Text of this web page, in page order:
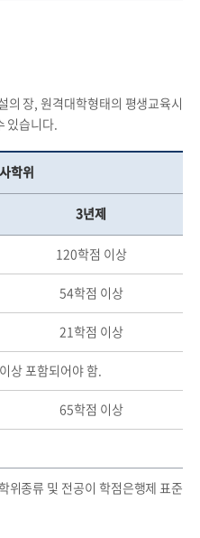
의 장, 원격대학형태의 평생교육시
있습니다.
학위
3년제
120학점 이상
54학점 이상
21학점 이상
상 포함되어야 함.
65학점 이상
위종류 및 전공이 학점은행제 표준